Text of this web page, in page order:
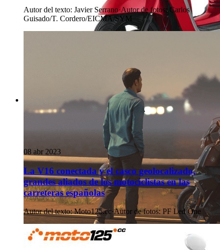
Autor del texto: Javier Serrano·Autor de fotos: Carlos
Guisado/T. Cordero/EICMA/SYM
08 abr 2023
La V16 conectada y el casco geolocalizado,
grandes aliados de los motociclistas en las
carreteras españolas
Autor del texto: Moto125.cc·Autor de fotos: PF Led One